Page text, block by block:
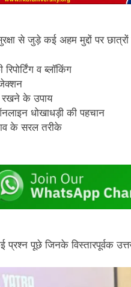
से जुड़े कई अहम मुद्दों पर
व ब्लॉकिंग
रखने के उपाय
धोखाधड़ी की पहचान
के सरल तरीके
प्रश्न पूछे जिनके विस्तारपूर्वक